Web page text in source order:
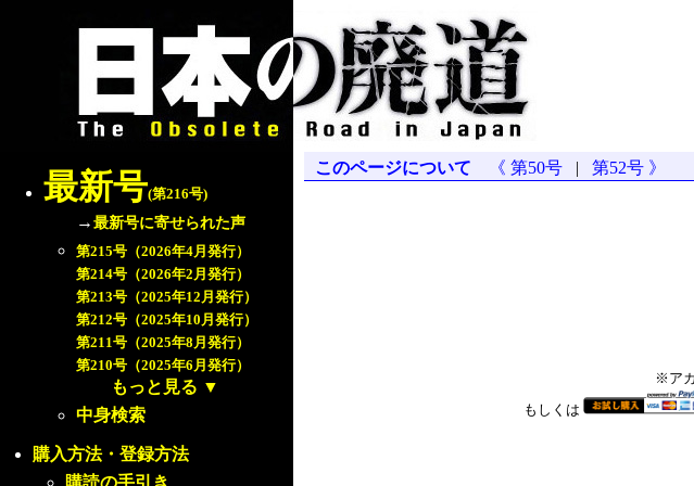
最新号(第216号)
→最新号に寄せられた声
第215号（2026年4月発行）
第214号（2026年2月発行）
第213号（2025年12月発行）
第212号（2025年10月発行）
第211号（2025年8月発行）
第210号（2025年6月発行）
もっと見る ▼
中身検索
購入方法・登録方法
購読の手引き
このページについて 《 第50号 | 第52号 》
※ア
もしくは